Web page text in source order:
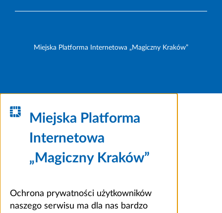
Miejska Platforma Internetowa „Magiczny Kraków”
Miejska Platforma
Internetowa
„Magiczny Kraków”
Ochrona prywatności użytkowników
naszego serwisu ma dla nas bardzo